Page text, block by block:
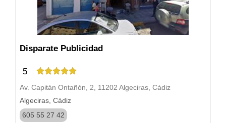
Disparate Publicidad
5
Av. Capitán Ontañón, 2, 11202 Algeciras, Cádiz
Algeciras, Cádiz
605 55 27 42